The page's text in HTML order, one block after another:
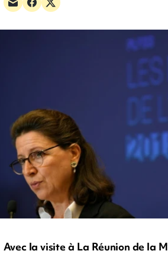
Avec la visite à La Réunion de la